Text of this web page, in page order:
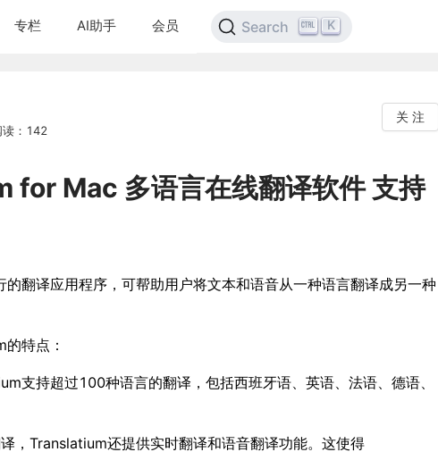
专栏 AI助手 会员 Search K
读：142
关 注
for Mac 多语言在线翻译软件 支持
翻译应用程序，可帮助用户将文本和语音从一种语言翻译成另一种
特点：
支持超过100种语言的翻译，包括西班牙语、英语、法语、德语、
，Translatium还提供实时翻译和语音翻译功能。这使得